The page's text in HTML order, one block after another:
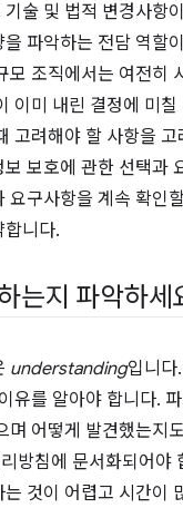
술 및 법적 변경사항
파악하는 전담 역할
모 조직에서는 여전히
이미 내린 결정에 미
고려해야 할 사항을 고
보호에 관한 선택과
요구사항을 계속 확인
합니다.
는지 파악하세
understanding입니다
유를 알아야 합니다.
며 어떻게 발견했는지
방침에 문서화되어야
것이 어렵고 시간이